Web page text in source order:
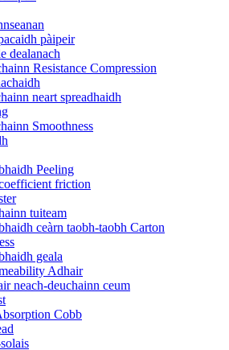
pàipeir
dealanach
Resistance Compression
neart spreadhaidh
Smoothness
Peeling
friction
tuiteam
ceàrn taobh-taobh Carton
geala
Adhair
neach-deuchainn ceum
Cobb